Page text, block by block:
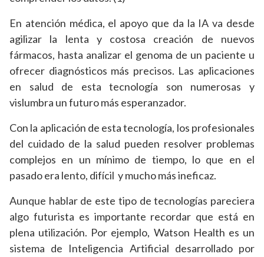
En atención médica, el apoyo que da la IA va desde
agilizar la lenta y costosa creación de nuevos
fármacos, hasta analizar el genoma de un paciente u
ofrecer diagnósticos más precisos. Las aplicaciones
en salud de esta tecnología son numerosas y
vislumbra un futuro más esperanzador.
Con la aplicación de esta tecnología, los profesionales
del cuidado de la salud pueden resolver problemas
complejos en un mínimo de tiempo, lo que en el
pasado era lento, difícil y mucho más ineficaz.
Aunque hablar de este tipo de tecnologías pareciera
algo futurista es importante recordar que está en
plena utilización. Por ejemplo, Watson Health es un
sistema de Inteligencia Artificial desarrollado por